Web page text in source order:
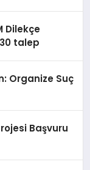
Dilekçe
talep
Organize Suç
Başvuru